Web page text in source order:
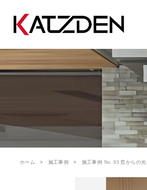
ホーム 施工事例 施工事例 No. 93 窓からの